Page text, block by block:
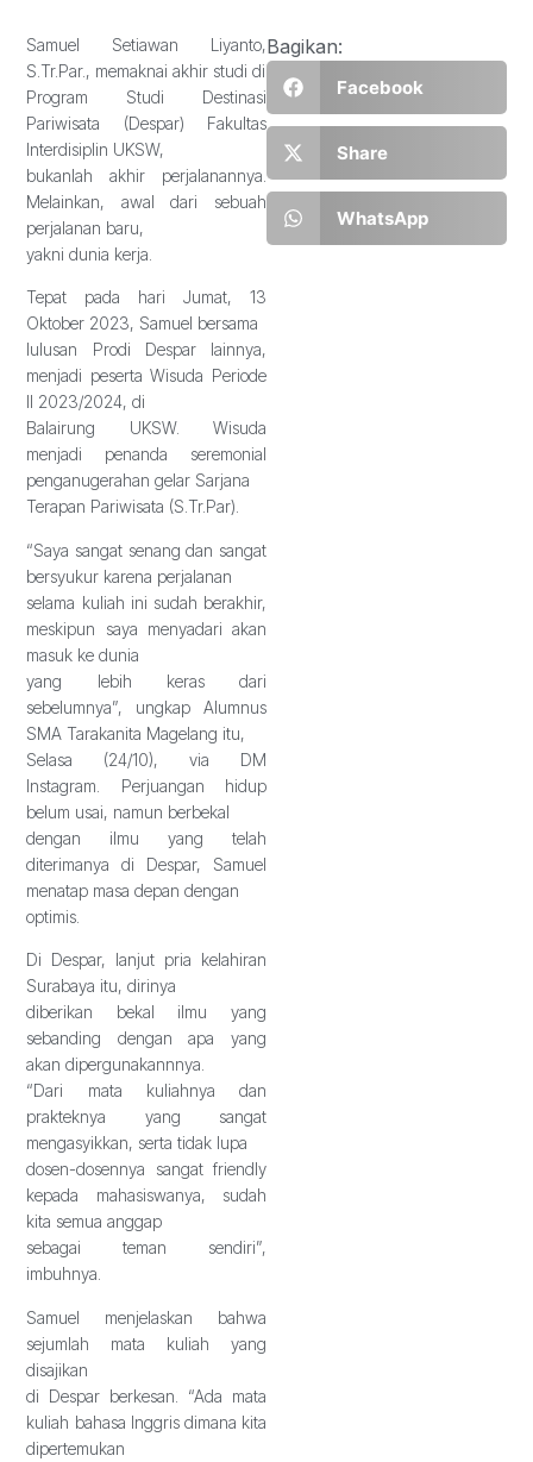
Samuel Setiawan Liyanto,
S.Tr.Par., memaknai akhir studi di
Program Studi Destinasi
Pariwisata (Despar) Fakultas
Interdisiplin UKSW,
bukanlah akhir perjalanannya.
Melainkan, awal dari sebuah
perjalanan baru,
yakni dunia kerja.
Tepat pada hari Jumat, 13
Oktober 2023, Samuel bersama
lulusan Prodi Despar lainnya,
menjadi peserta Wisuda Periode
II 2023/2024, di
Balairung UKSW. Wisuda
menjadi penanda seremonial
penganugerahan gelar Sarjana
Terapan Pariwisata (S.Tr.Par).
“Saya sangat senang dan sangat
bersyukur karena perjalanan
selama kuliah ini sudah berakhir,
meskipun saya menyadari akan
masuk ke dunia
yang lebih keras dari
sebelumnya”, ungkap Alumnus
SMA Tarakanita Magelang itu,
Selasa (24/10), via DM
Instagram. Perjuangan hidup
belum usai, namun berbekal
dengan ilmu yang telah
diterimanya di Despar, Samuel
menatap masa depan dengan
optimis.
Di Despar, lanjut pria kelahiran
Surabaya itu, dirinya
diberikan bekal ilmu yang
sebanding dengan apa yang
akan dipergunakannnya.
“Dari mata kuliahnya dan
prakteknya yang sangat
mengasyikkan, serta tidak lupa
dosen-dosennya sangat friendly
kepada mahasiswanya, sudah
kita semua anggap
sebagai teman sendiri”,
imbuhnya.
Samuel menjelaskan bahwa
sejumlah mata kuliah yang
disajikan
di Despar berkesan. “Ada mata
kuliah bahasa Inggris dimana kita
dipertemukan
Bagikan:
Facebook
Share
WhatsApp